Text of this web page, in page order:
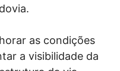
as condições
a visibilidade da